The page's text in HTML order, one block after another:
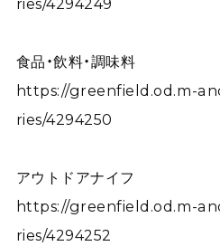
ries/4294249
食品・飲料・調味料
https://greenfield.od.m-
ries/4294250
アウトドアナイフ
https://greenfield.od.m-
ries/4294252